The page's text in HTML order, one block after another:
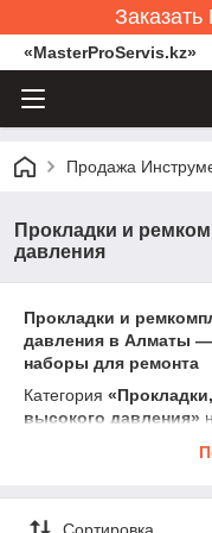
«MasterProServis.kz»
Продажа
Прокладки и
давления
Прокладки и
давления в Алматы —
наборы для ремонта
Категория
высокого давления»
уплотнения, а также
Прокладки
Сортировка